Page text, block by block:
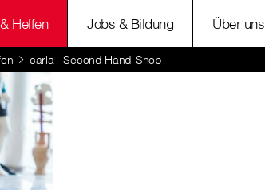
Helfen Jobs & Bildung Über uns
carla - Second Hand-Shop